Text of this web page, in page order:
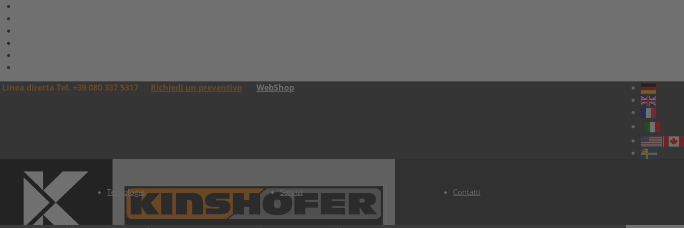
Linea diretta Tel. +39 080 337 5317 Richiedi un preventivo WebShop
Tecnologie Servizi Contatti